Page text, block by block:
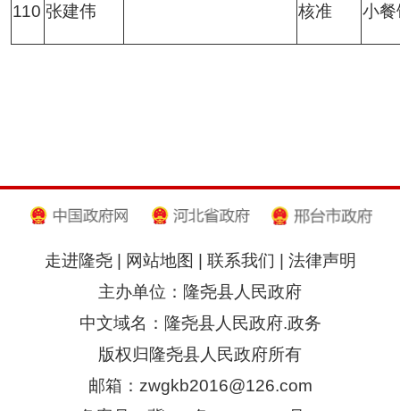
110 张建伟 核准 小餐
走进隆尧| 网站地图 联系我们
法律声明
主办单位：隆尧县人民政府
中文域名：隆尧县人民政府.政务
版权归隆尧县人民政府所有
邮箱：zwgkb2016@126.com